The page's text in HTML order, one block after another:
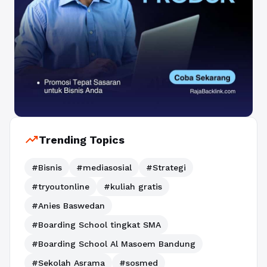
trending_upTrending Topics
#Bisnis #mediasosial
#Strategi
#tryoutonline
#kuliah gratis
#Anies Baswedan
#Boarding School tingkat SMA
#Boarding School Al Masoem Bandung
#Sekolah Asrama
#sosmed